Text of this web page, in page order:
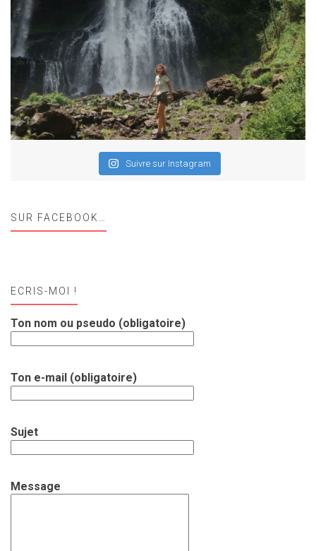
Suivre sur Instagram
SUR FACEBOOK…
ECRIS-MOI !
Ton nom ou pseudo (obligatoire)
Ton e-mail (obligatoire)
Sujet
Message